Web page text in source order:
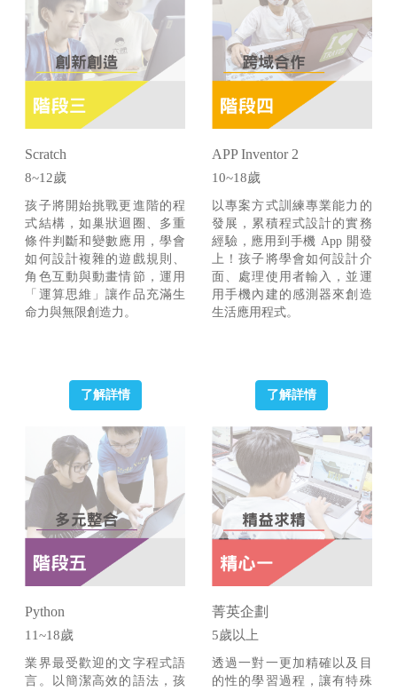
Scratch
8~12歲
孩子將開始挑戰更進階的程
式結構，如巢狀迴圈、多重
條件判斷和變數應用，學會
如何設計複雜的遊戲規則、
角色互動與動畫情節，運用
「運算思維」讓作品充滿生
命力與無限創造力。
了解詳情
APP Inventor 2
10~18歲
以專案方式訓練專業能力的
發展，累積程式設計的實務
經驗，應用到手機 App 開發
上！孩子將學會如何設計介
面、處理使用者輸入，並運
用手機內建的感測器來創造
生活應用程式。
了解詳情
Python
11~18歲
業界最受歡迎的文字程式語
言。以簡潔高效的語法，孩
菁英企劃
5歲以上
透過一對一更加精確以及目
的性的學習過程，讓有特殊